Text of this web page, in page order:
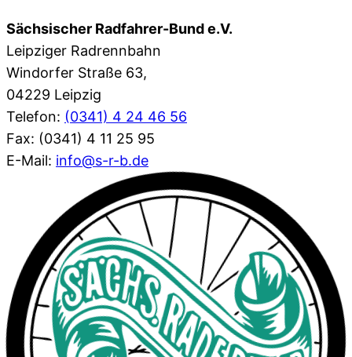
Sächsischer Radfahrer-Bund e.V.
Leipziger Radrennbahn
Windorfer Straße 63,
04229 Leipzig
Telefon: (0341) 4 24 46 56
Fax: (0341) 4 11 25 95
E-Mail: info@s-r-b.de